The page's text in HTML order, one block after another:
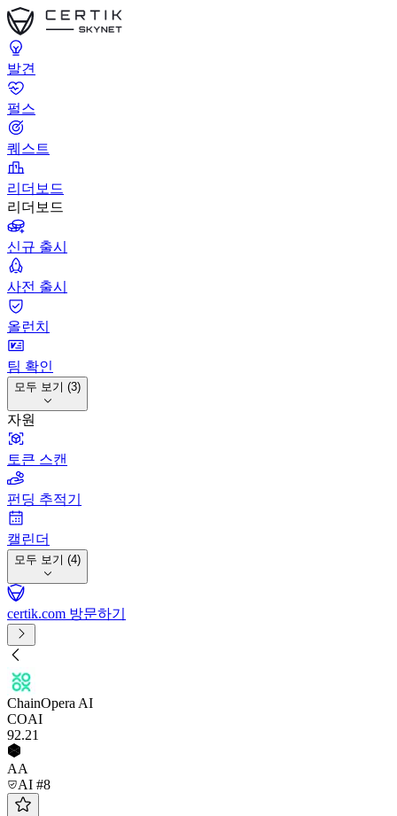
발견
펄스
퀘스트
리더보드
리더보드
신규 출시
사전 출시
올런치
팀 확인
모두 보기 (3)
자원
토큰 스캔
펀딩 추적기
캘린더
모두 보기 (4)
certik.com 방문하기
ChainOpera AI
COAI
92.21
AA
AI #8